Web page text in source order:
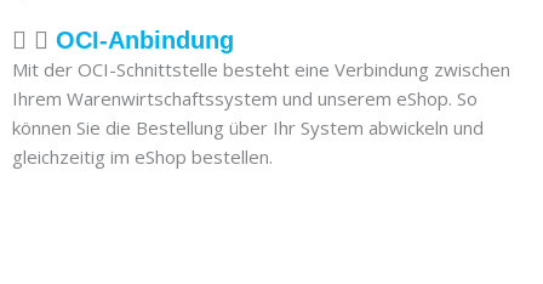
OCI-Anbindung
Mit der OCI-Schnittstelle besteht eine Verbindung zwischen
Ihrem Warenwirtschaftssystem und unserem eShop. So
können Sie die Bestellung über Ihr System abwickeln und
gleichzeitig im eShop bestellen.